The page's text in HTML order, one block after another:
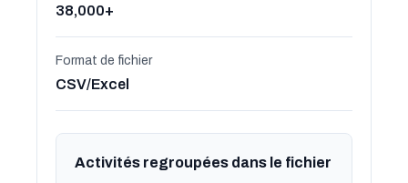
38,000+
Format de fichier
CSV/Excel
Activités regroupées dans le fichier